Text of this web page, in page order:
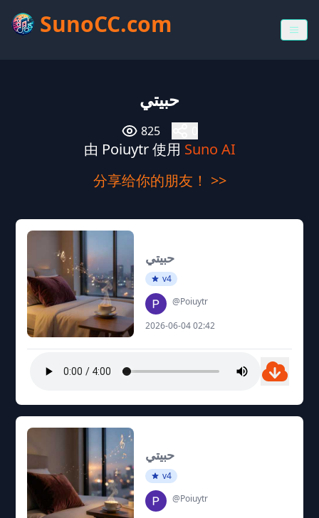
SunoCC.com
حبيتي
825
由 Poiuytr 使用 Suno AI
分享给你的朋友！ >>
حبيتي
v4
@Poiuytr
2026-06-04 02:42
حبيتي
v4
@Poiuytr